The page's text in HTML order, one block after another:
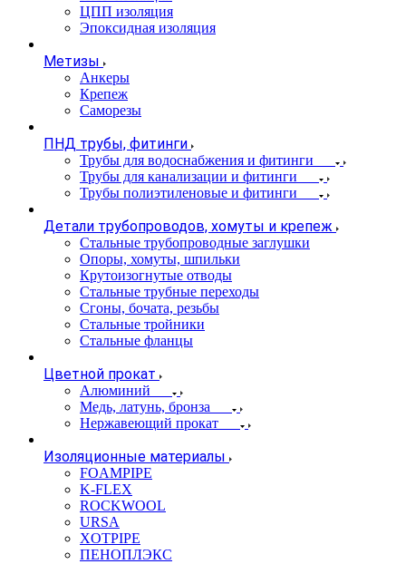
ЦПП изоляция
Эпоксидная изоляция
Метизы
Анкеры
Крепеж
Саморезы
ПНД трубы, фитинги
Трубы для водоснабжения и фитинги
Трубы для канализации и фитинги
Трубы полиэтиленовые и фитинги
Детали трубопроводов, хомуты и крепеж
Стальные трубопроводные заглушки
Опоры, хомуты, шпильки
Крутоизогнутые отводы
Стальные трубные переходы
Сгоны, бочата, резьбы
Стальные тройники
Стальные фланцы
Цветной прокат
Алюминий
Медь, латунь, бронза
Нержавеющий прокат
Изоляционные материалы
FOAMPIPE
K-FLEX
ROCKWOOL
URSA
XOTPIPE
ПЕНОПЛЭКС